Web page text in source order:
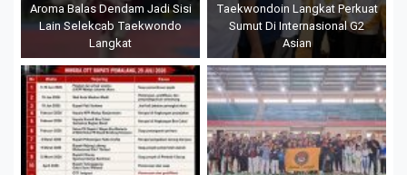
Aroma Balas Dendam Jadi Sisi
Lain Selekcab Taekwondo
Langkat
Taekwondoin Langkat Perkuat
Sumut Di Internasional G2
Asian